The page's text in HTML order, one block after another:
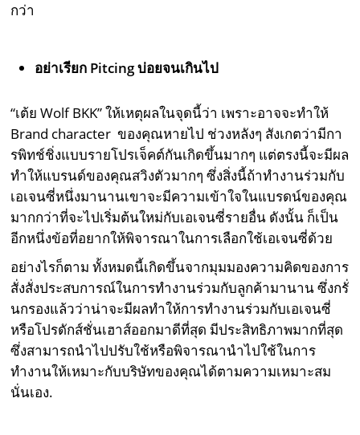
กว่า
อย่าเรียก Pitcing บ่อยจนเกินไป
“เต้ยWolf BKK” ให้เหตุผลในจุดนี้ว่า เพราะอาจจะทำให้
Brand character ของคุณหายไป ช่วงหลังๆ สังเกตว่ามีกา
รพิทช์ชิ่งแบบรายโปรเจ็คต์กันเกิดขึ้นมากๆ แต่ตรงนี้จะมีผล
ทำให้แบรนด์ของคุณสวิงตัวมากๆ ซึ่งสิ่งนี้ถ้าทำงานร่วมกับ
เอเจนซี่หนึ่งมานานเขาจะมีความเข้าใจในแบรดน์ของคุณ
มากกว่าที่จะไปเริ่มต้นใหม่กับเอเจนซี่รายอื่น ดังนั้น ก็เป็น
อีกหนึ่งข้อที่อยากให้พิจารณาในการเลือกใช้เอเจนซี่ด้วย
อย่างไรก็ตาม ทั้งหมดนี้เกิดขึ้นจากมุมมองความคิดของการ
สั่งสั่งประสบการณ์ในการทำงานร่วมกับลูกค้ามานาน ซึ่งกรั่
นกรองแล้วว่าน่าจะมีผลทำให้การทำงานร่วมกับเอเจนซี่
หรือโปรดักส์ชั่นเฮาส์ออกมาดีที่สุด มีประสิทธิภาพมากที่สุด
ซึ่งสามารถนำไปปรับใช้หรือพิจารณานำไปใช้ในการ
ทำงานให้เหมาะกับบริษัทของคุณได้ตามความเหมาะสม
นั่นเอง.